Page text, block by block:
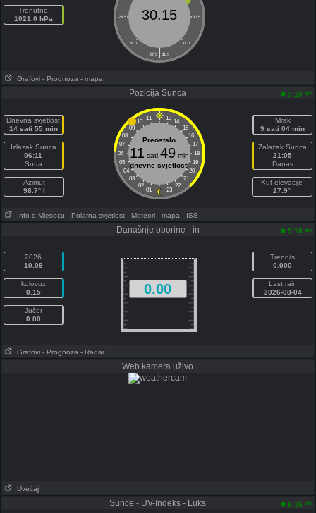
Trenutno
1021.0 hPa
28.5 30.5
28.0 31.0
|
27.5 31.5
30.15
Grafovi - Prognoza - mapa
Pozicija Sunca 9:16 am
Dnevna svjetlost
14 sati 55 min
Izlazak Sunca
06:11
Sutra
Azimut
98.7° I
11 13
10
14
09
15
08
16
07
17
06
18
05
19
04
20
03
21
02
22
01 23
Preostalo
11 sati 49min
dnevne svjetlosti
Mrak
9 sati 04 min
Zalazak Sunca
21:05
Danas
Kut elevacije
27.9°
Info o Mjesecu - Polarna svjetlost - Meteori - mapa - ISS
Današnje oborine - in 9:16 am
2026
10.09
kolovoz
0.15
Jučer
0.00
0.00
Trend/s
0.000
Last rain
2026-08-04
Grafovi - Prognoza - Radar
Web kamera uživo
Uvećaj
Sunce - UV-Indeks - Luks 9:16 am